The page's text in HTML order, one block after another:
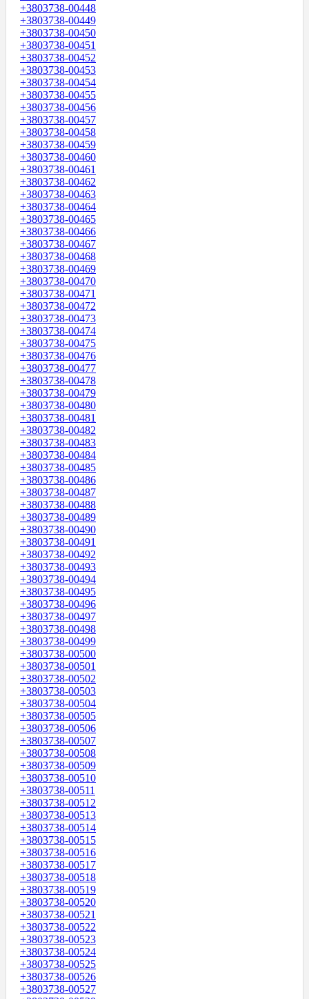
+3803738-00448
+3803738-00449
+3803738-00450
+3803738-00451
+3803738-00452
+3803738-00453
+3803738-00454
+3803738-00455
+3803738-00456
+3803738-00457
+3803738-00458
+3803738-00459
+3803738-00460
+3803738-00461
+3803738-00462
+3803738-00463
+3803738-00464
+3803738-00465
+3803738-00466
+3803738-00467
+3803738-00468
+3803738-00469
+3803738-00470
+3803738-00471
+3803738-00472
+3803738-00473
+3803738-00474
+3803738-00475
+3803738-00476
+3803738-00477
+3803738-00478
+3803738-00479
+3803738-00480
+3803738-00481
+3803738-00482
+3803738-00483
+3803738-00484
+3803738-00485
+3803738-00486
+3803738-00487
+3803738-00488
+3803738-00489
+3803738-00490
+3803738-00491
+3803738-00492
+3803738-00493
+3803738-00494
+3803738-00495
+3803738-00496
+3803738-00497
+3803738-00498
+3803738-00499
+3803738-00500
+3803738-00501
+3803738-00502
+3803738-00503
+3803738-00504
+3803738-00505
+3803738-00506
+3803738-00507
+3803738-00508
+3803738-00509
+3803738-00510
+3803738-00511
+3803738-00512
+3803738-00513
+3803738-00514
+3803738-00515
+3803738-00516
+3803738-00517
+3803738-00518
+3803738-00519
+3803738-00520
+3803738-00521
+3803738-00522
+3803738-00523
+3803738-00524
+3803738-00525
+3803738-00526
+3803738-00527